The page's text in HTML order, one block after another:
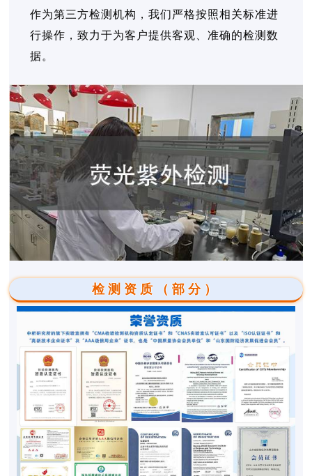
作为第三方检测机构，我们严格按照相关标准进
行操作，致力于为客户提供客观、准确的检测数
据。
检测资质（部分）